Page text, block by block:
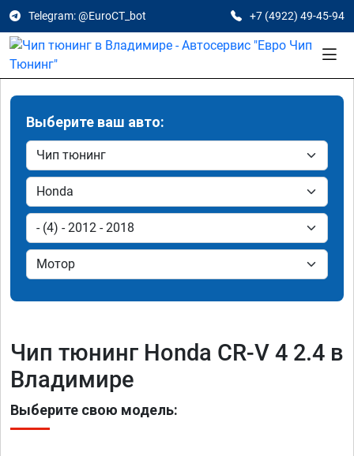
Telegram: @EuroCT_bot +7 (4922) 49-45-94
Выберите ваш авто:
Чип тюнинг Honda CR-V 4 2.4 в
Владимире
Выберите свою модель: